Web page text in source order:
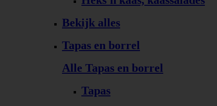
Bekijk alles
Tapas en borrel
Alle Tapas en borrel
Tapas